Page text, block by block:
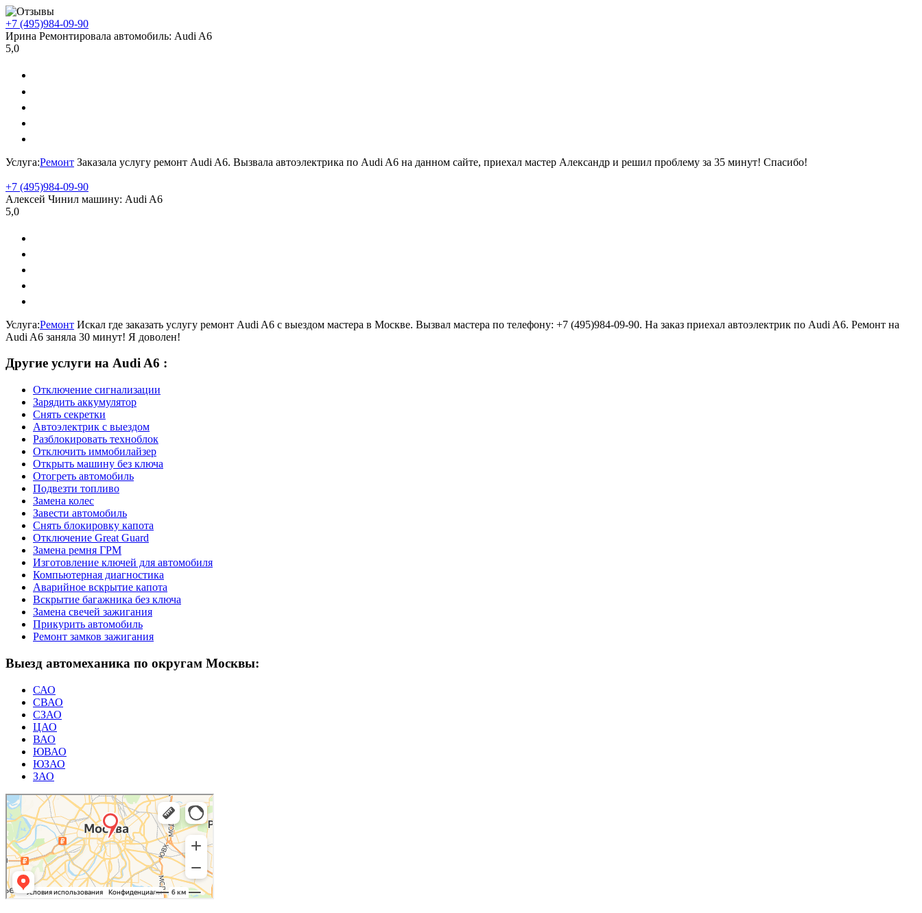
+7 (495)984-09-90
Ирина Ремонтировала автомобиль: Audi A6
5,0
Услуга:Ремонт Заказала услугу ремонт Audi A6. Вызвала автоэлектрика по Audi A6 на данном сайте, приехал мастер Александр и решил проблему за 35 минут! Спасибо!
+7 (495)984-09-90
Алексей Чинил машину: Audi A6
5,0
Услуга:Ремонт Искал где заказать услугу ремонт Audi A6 с выездом мастера в Москве. Вызвал мастера по телефону: +7 (495)984-09-90. На заказ приехал автоэлектрик по Audi A6. Ремонт на
Audi A6 заняла 30 минут! Я доволен!
Другие услуги на Audi A6 :
Отключение сигнализации
Зарядить аккумулятор
Снять секретки
Автоэлектрик с выездом
Разблокировать техноблок
Отключить иммобилайзер
Открыть машину без ключа
Отогреть автомобиль
Подвезти топливо
Замена колес
Завести автомобиль
Снять блокировку капота
Отключение Great Guard
Замена ремня ГРМ
Изготовление ключей для автомобиля
Компьютерная диагностика
Аварийное вскрытие капота
Вскрытие багажника без ключа
Замена свечей зажигания
Прикурить автомобиль
Ремонт замков зажигания
Выезд автомеханика по округам Москвы:
САО
СВАО
СЗАО
ЦАО
ВАО
ЮВАО
ЮЗАО
ЗАО